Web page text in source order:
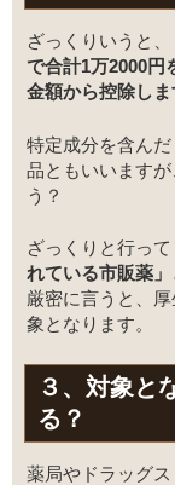
ざっくりいうと、
で合計1万2000円
金額から控除しま
特定成分を含ん
品ともいいます
う？
ざっくりと行って
れている市販薬」
厳密に言うと、
象となります。
３、対象と
る？
薬局やドラッグ